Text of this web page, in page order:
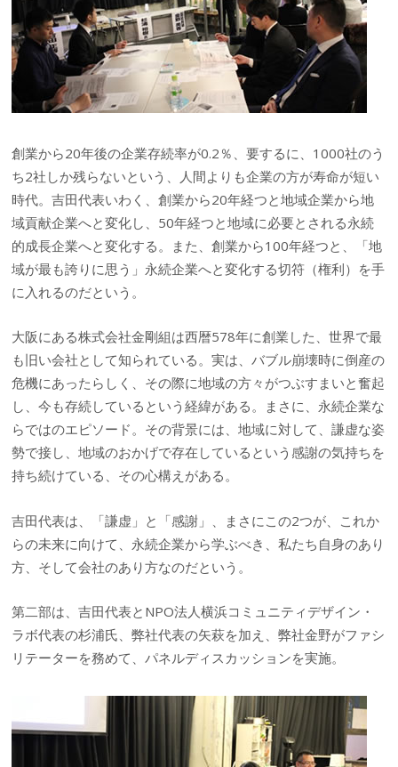
創業から20年後の企業存続率が0.2％、要するに、1000社のう
ち2社しか残らないという、人間よりも企業の方が寿命が短い
時代。吉田代表いわく、創業から20年経つと地域企業から地
域貢献企業へと変化し、50年経つと地域に必要とされる永続
的成長企業へと変化する。また、創業から100年経つと、「地
域が最も誇りに思う」永続企業へと変化する切符（権利）を手
に入れるのだという。
大阪にある株式会社金剛組は西暦578年に創業した、世界で最
も旧い会社として知られている。実は、バブル崩壊時に倒産の
危機にあったらしく、その際に地域の方々がつぶすまいと奮起
し、今も存続しているという経緯がある。まさに、永続企業な
らではのエピソード。その背景には、地域に対して、謙虚な姿
勢で接し、地域のおかげで存在しているという感謝の気持ちを
持ち続けている、その心構えがある。
吉田代表は、「謙虚」と「感謝」、まさにこの2つが、これか
らの未来に向けて、永続企業から学ぶべき、私たち自身のあり
方、そして会社のあり方なのだという。
第二部は、吉田代表とNPO法人横浜コミュニティデザイン・
ラボ代表の杉浦氏、弊社代表の矢萩を加え、弊社金野がファシ
リテーターを務めて、パネルディスカッションを実施。